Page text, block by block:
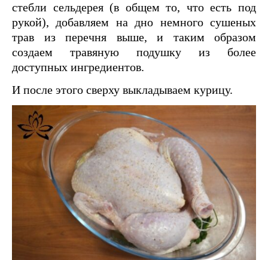
стебли сельдерея (в общем то, что есть под
рукой), добавляем на дно немного сушеных
трав из перечня выше, и таким образом
создаем травяную подушку из более
доступных ингредиентов.
И после этого сверху выкладываем курицу.